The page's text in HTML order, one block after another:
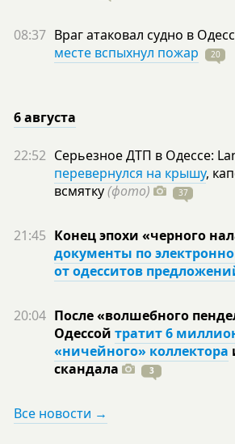
08:37 Враг атаковал судно в
месте вспыхнул пожар
20
6 августа
22:52 Серьезное ДТП в Одессе:
перевернулся на крышу,
всмятку(фото) 37
21:45 Конец эпохи «черного
документы по
от одесситов
20:04 После «волшебного
Одессой тратит 6
«ничейного» коллектора
скандала
3
Все новости →